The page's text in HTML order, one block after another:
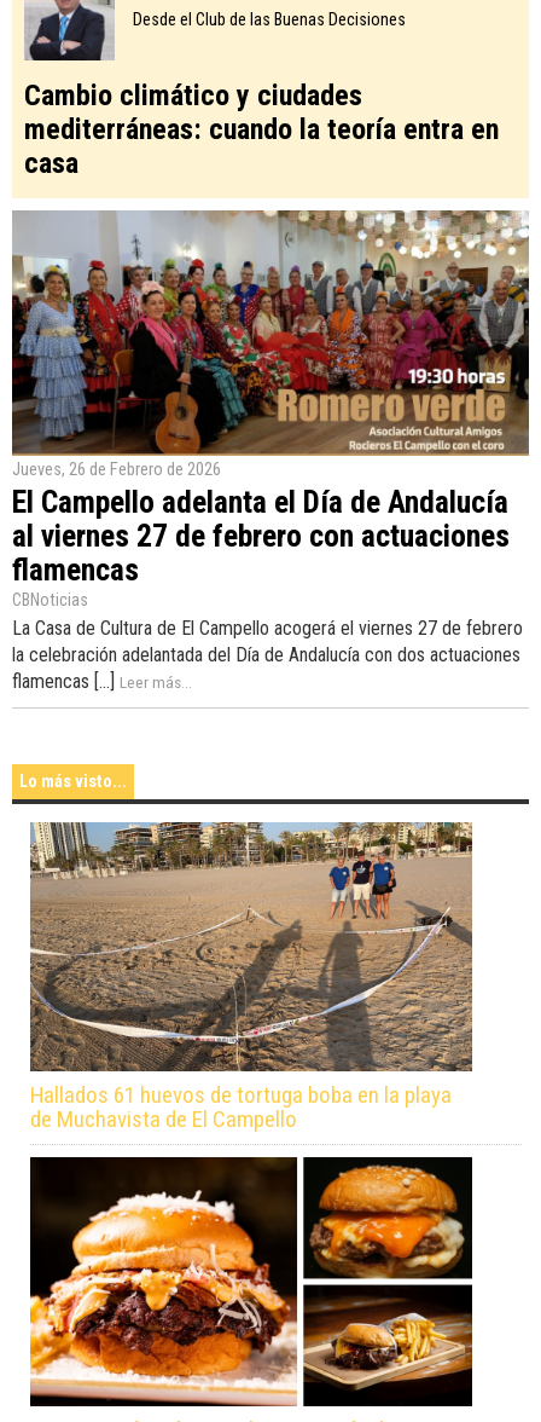
Desde el Club de las Buenas Decisiones
Cambio climático y ciudades
mediterráneas: cuando la teoría entra en
casa
Jueves, 26 de Febrero de 2026
El Campello adelanta el Día de Andalucía
al viernes 27 de febrero con actuaciones
flamencas
CBNoticias
La Casa de Cultura de El Campello acogerá el viernes 27 de febrero
la celebración adelantada del Día de Andalucía con dos actuaciones
flamencas [...] Leer más...
Lo más visto...
Hallados 61 huevos de tortuga boba en la playa
de Muchavista de El Campello